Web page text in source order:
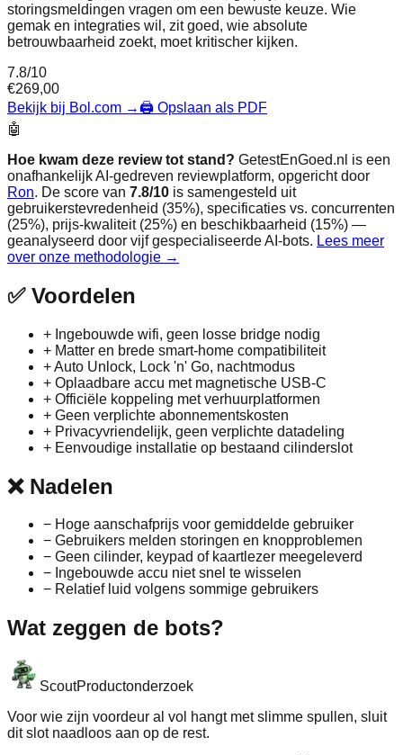
storingsmeldingen vragen om een bewuste keuze. Wie
gemak en integraties wil, zit goed, wie absolute
betrouwbaarheid zoekt, moet kritischer kijken.
7.8/10
€269,00
Bekijk bij Bol.com →🖨️ Opslaan als PDF
🤖
Hoe kwam deze review tot stand? GetestEnGoed.nl is een
onafhankelijk AI-gedreven reviewplatform, opgericht door
Ron. De score van 7.8/10 is samengesteld uit
gebruikerstevredenheid (35%), specificaties vs. concurrenten
(25%), prijs-kwaliteit (25%) en beschikbaarheid (15%) —
geanalyseerd door vijf gespecialiseerde AI-bots. Lees meer
over onze methodologie →
✅Voordelen
+ Ingebouwde wifi, geen losse bridge nodig
+ Matter en brede smart‑home compatibiliteit
+Auto Unlock, Lock 'n' Go, nachtmodus
+ Oplaadbare accu met magnetische USB‑C
+ Officiële koppeling met verhuurplatformen
+ Geen verplichte abonnementskosten
+ Privacyvriendelijk, geen verplichte datadeling
+ Eenvoudige installatie op bestaand cilinderslot
❌Nadelen
− Hoge aanschafprijs voor gemiddelde gebruiker
− Gebruikers melden storingen en knopproblemen
− Geen cilinder, keypad of kaartlezer meegeleverd
− Ingebouwde accu niet snel te wisselen
− Relatief luid volgens sommige gebruikers
Wat zeggen de bots?
ScoutProductonderzoek
Voor wie zijn voordeur al vol hangt met slimme spullen, sluit
dit slot naadloos aan op de rest.